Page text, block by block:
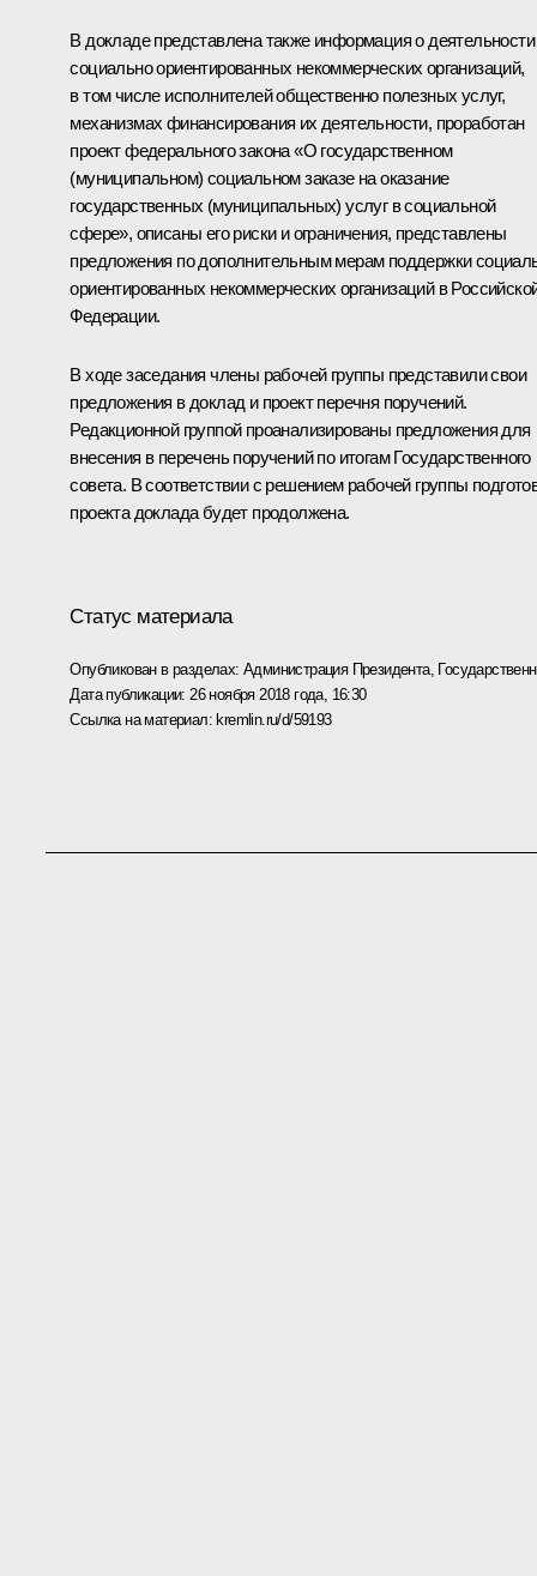
В докладе представлена также информация о деятельности
социально ориентированных некоммерческих организаций,
в том числе исполнителей общественно полезных услуг,
механизмах финансирования их деятельности, проработан
проект федерального закона «О государственном
(муниципальном) социальном заказе на оказание
государственных (муниципальных) услуг в социальной
сфере», описаны его риски и ограничения, представлены
предложения по дополнительным мерам поддержки
ориентированных некоммерческих организаций в
Федерации.
В ходе заседания члены рабочей группы представили свои
предложения в доклад и проект перечня поручений.
Редакционной группой проанализированы предложения для
внесения в перечень поручений по итогам Государственного
совета. В соответствии с решением рабочей группы
проекта доклада будет продолжена.
Статус материала
Опубликован в разделах: Администрация Президента,
Дата публикации: 26 ноября 2018 года, 16:30
Ссылка на материал: kremlin.ru/d/59193